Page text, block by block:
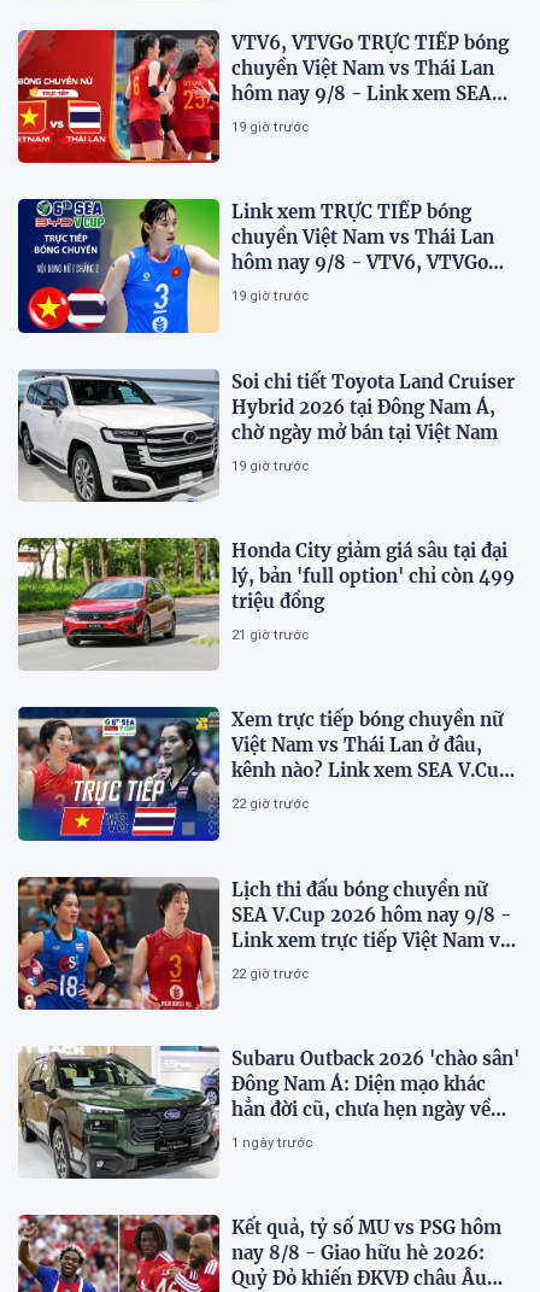
VTV6, VTVGo TRỰC TIẾP bóng
chuyền Việt Nam vs Thái Lan
hôm nay 9/8 - Link xem SEA
V.Cup 2026 mới nhất
19 giờ trước
Link xem TRỰC TIẾP bóng
chuyền Việt Nam vs Thái Lan
hôm nay 9/8 - VTV6, VTVGo
trực tiếp SEA V.Cup 2026 mới
19 giờ trước
Soi chi tiết Toyota Land Cruiser
Hybrid 2026 tại Đông Nam Á,
chờ ngày mở bán tại Việt Nam
19 giờ trước
Honda City giảm giá sâu tại đại
lý, bản 'full option' chỉ còn 499
triệu đồng
21 giờ trước
Xem trực tiếp bóng chuyền nữ
Việt Nam vs Thái Lan ở đâu,
kênh nào? Link xem SEA V.Cup
2026 mới nhất
22 giờ trước
Lịch thi đấu bóng chuyền nữ
SEA V.Cup 2026 hôm nay 9/8 -
Link xem trực tiếp Việt Nam vs
Thái Lan
22 giờ trước
Subaru Outback 2026 'chào sân'
Đông Nam Á: Diện mạo khác
hẳn đời cũ, chưa hẹn ngày về
Việt Nam
1 ngày trước
Kết quả, tỷ số MU vs PSG hôm
nay 8/8 - Giao hữu hè 2026:
Quỷ Đỏ khiến ĐKVĐ châu Âu